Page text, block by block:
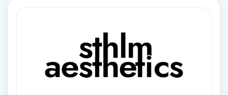
IPL hårborttagning
Japansk massage